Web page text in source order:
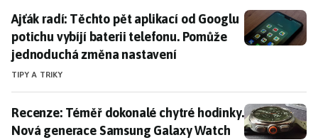
Ajťák radí: Těchto pět aplikací od Googlu potichu
Ajťák radí: Těchto pět aplikací od Googlu
potichu vybíjí baterii telefonu. Pomůže
jednoduchá změna nastavení
TIPY A TRIKY
Recenze: Téměř dokonalé chytré hodinky. Nová
Recenze: Téměř dokonalé chytré hodinky.
Nová generace Samsung Galaxy Watch